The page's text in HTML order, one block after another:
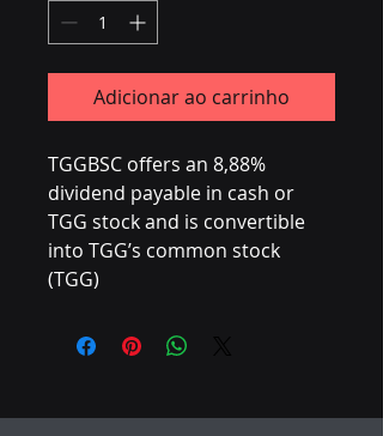
Adicionar ao carrinho
TGGBSC offers an 8,88%
dividend payable in cash or
TGG stock and is convertible
into TGG’s common stock
(TGG)